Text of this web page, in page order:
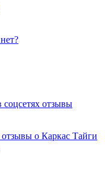
соцсетях отзывы
о Каркас Тайги